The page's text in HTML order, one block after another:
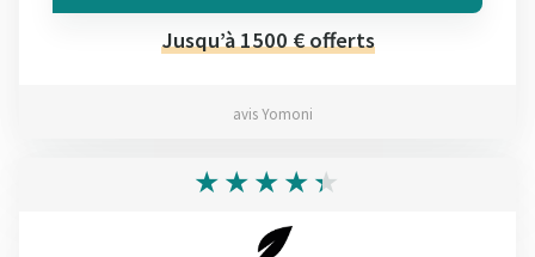
Jusqu’à 1500 € offerts
avis Yomoni